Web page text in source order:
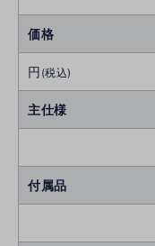
価格
円 (税込)
主仕様
付属品